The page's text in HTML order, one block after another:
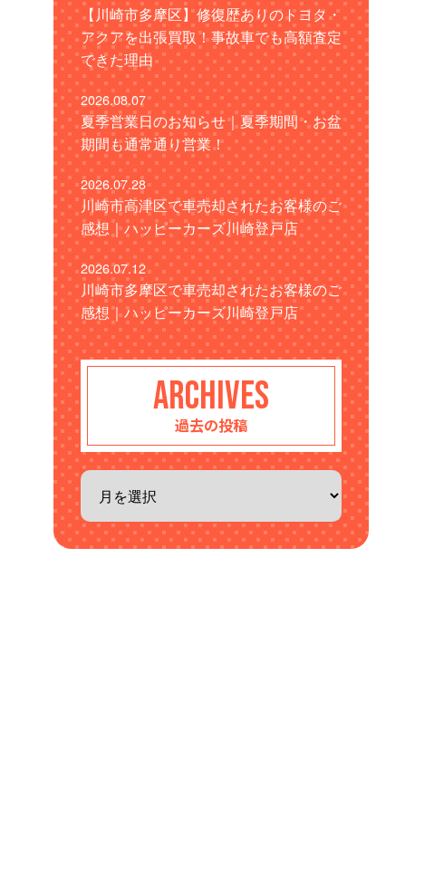
【川崎市多摩区】修復歴ありのトヨタ・
アクアを出張買取！事故車でも高額査定
できた理由
2026.08.07
夏季営業日のお知らせ｜夏季期間・お盆
期間も通常通り営業！
2026.07.28
川崎市高津区で車売却されたお客様のご
感想｜ハッピーカーズ川崎登戸店
2026.07.12
川崎市多摩区で車売却されたお客様のご
感想｜ハッピーカーズ川崎登戸店
ARCHIVES
過去の投稿